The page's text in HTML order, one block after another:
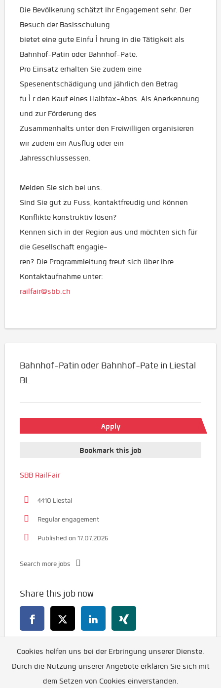
Die Bevölkerung schätzt Ihr Engagement sehr. Der
Besuch der Basisschulung
bietet eine gute Einfu Ì hrung in die Tätigkeit als
Bahnhof-Patin oder Bahnhof-Pate.
Pro Einsatz erhalten Sie zudem eine
Spesenentschädigung und jährlich den Betrag
fu Ì r den Kauf eines Halbtax-Abos. Als Anerkennung
und zur Förderung des
Zusammenhalts unter den Freiwilligen organisieren
wir zudem ein Ausflug oder ein
Jahresschlussessen.
Melden Sie sich bei uns.
Sind Sie gut zu Fuss, kontaktfreudig und können
Konflikte konstruktiv lösen?
Kennen sich in der Region aus und möchten sich für
die Gesellschaft engagie-
ren? Die Programmleitung freut sich über Ihre
Kontaktaufnahme unter:
railfair@sbb.ch
Bahnhof-Patin oder Bahnhof-Pate in Liestal
BL
Apply
Bookmark this job
SBB RailFair
4410 Liestal
Regular engagement
Published on 17.07.2026
Search more jobs
Share this job now
Go back
Cookies helfen uns bei der Erbringung unserer Dienste.
Durch die Nutzung unserer Angebote erklären Sie sich mit
dem Setzen von Cookies einverstanden.